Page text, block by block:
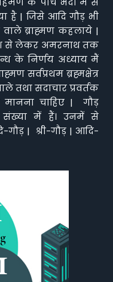
है | जिसे आदि गौड़ भी
ब्राह्मण कहलाये |
से लेकर अमरनाथ तक
के निर्णय अध्याय मैं
सर्वप्रथम ब्रह्मक्षेत्र
तथा सदाचार प्रवर्तक
मानना चाहिए | गौड़
संख्या में हैं। उनमें से
गौड़ | श्री-गौड़ | आदि-